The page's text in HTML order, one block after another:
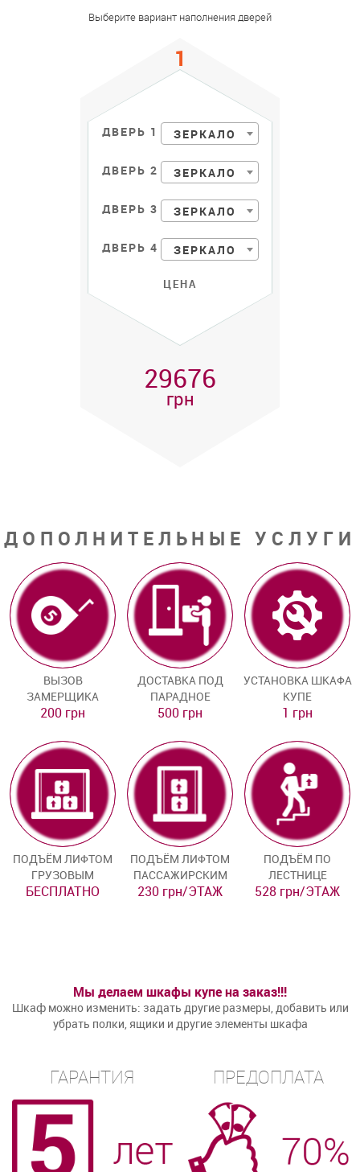
Выберите вариант наполнения дверей
ДВЕРЬ 1 ЗЕРКАЛО
ДВЕРЬ 2 ЗЕРКАЛО
ДВЕРЬ 3 ЗЕРКАЛО
ДВЕРЬ 4 ЗЕРКАЛО
ЦЕНА
29676
грн
ДОПОЛНИТЕЛЬНЫЕ УСЛУГИ
ВЫЗОВ
ЗАМЕРЩИКА
200 грн
ДОСТАВКА ПОД
ПАРАДНОЕ
500 грн
УСТАНОВКА ШКАФА
КУПЕ
1 грн
ПОДЪЁМ ЛИФТОМ
ГРУЗОВЫМ
БЕСПЛАТНО
ПОДЪЁМ ЛИФТОМ
ПАССАЖИРСКИМ
230 грн/ЭТАЖ
ПОДЪЁМ ПО
ЛЕСТНИЦЕ
528 грн/ЭТАЖ
Мы делаем шкафы купе на заказ!!!
Шкаф можно изменить: задать другие размеры, добавить или
убрать полки, ящики и другие элементы шкафа
ГАРАНТИЯ ПРЕДОПЛАТА